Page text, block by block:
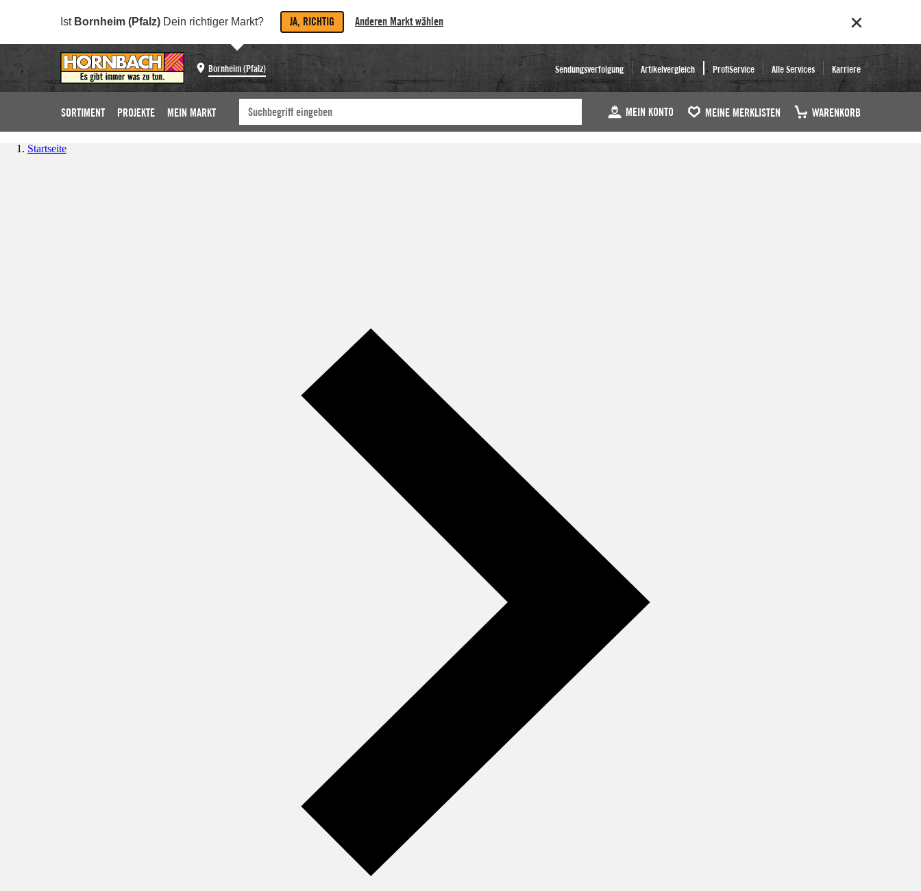
Ist Bornheim (Pfalz) Dein richtiger Markt? JA, RICHTIG Anderen Markt wählen
Bornheim (Pfalz) Sendungsverfolgung Artikelvergleich ProfiService Alle Services Karriere
SORTIMENT PROJEKTE MEIN MARKT MEIN KONTO MEINE MERKLISTEN WARENKORB
Startseite